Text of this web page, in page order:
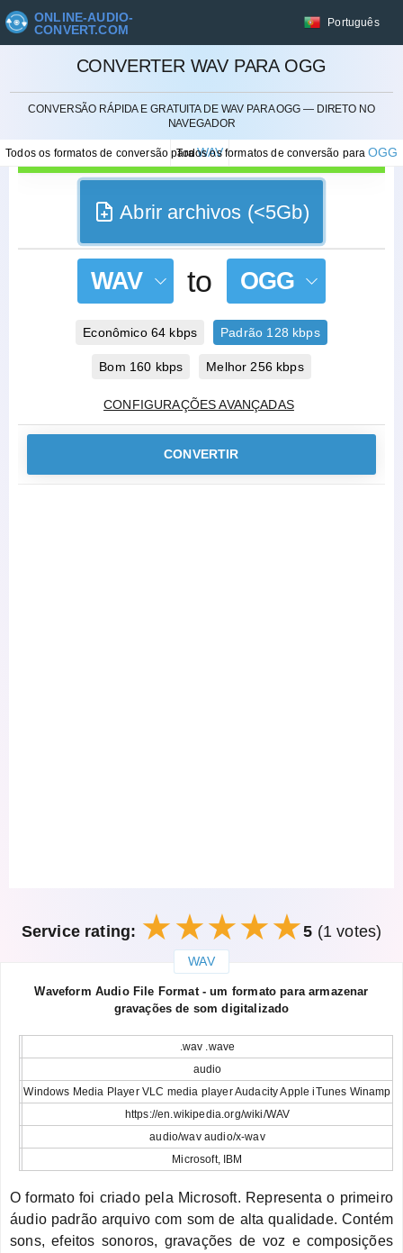
ONLINE-AUDIO-
CONVERT.COM
Português
CONVERTER WAV PARA OGG
CONVERSÃO RÁPIDA E GRATUITA DE WAV PARA OGG — DIRETO NO
NAVEGADOR
Todos os formatos de conversão paraWAV
Todos os formatos de conversão paraOGG
Abrir archivos (<5Gb)
WAV to OGG
Econômico 64 kbps Padrão 128 kbps
Bom 160 kbps Melhor 256 kbps
CONFIGURAÇÕES AVANÇADAS
CONVERTIR
Service rating: 5 (1 votes)
WAV
Waveform Audio File Format - um formato para armazenar
gravações de som digitalizado
.wav .wave
audio
Windows Media Player VLC media player Audacity Apple iTunes Winamp
https://en.wikipedia.org/wiki/WAV
audio/wav audio/x-wav
Microsoft, IBM
O formato foi criado pela Microsoft. Representa o primeiro
áudio padrão arquivo com som de alta qualidade. Contém
sons, efeitos sonoros, gravações de voz e composições